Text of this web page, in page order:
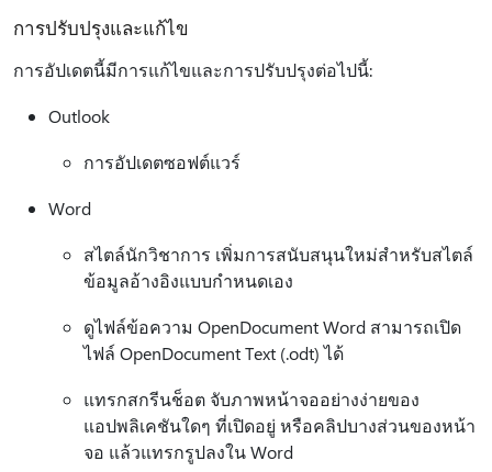
การปรับปรุงและแก้ไข
การอัปเดตนี้มีการแก้ไขและการปรับปรุงต่อไปนี้:
Outlook
การอัปเดตซอฟต์แวร์
Word
สไตล์นักวิชาการ เพิ่มการสนับสนุนใหม่สําหรับสไตล์
ข้อมูลอ้างอิงแบบกําหนดเอง
ดูไฟล์ข้อความ OpenDocument Word สามารถเปิด
ไฟล์ OpenDocument Text (.odt) ได้
แทรกสกรีนช็อต จับภาพหน้าจออย่างง่ายของ
แอปพลิเคชันใดๆ ที่เปิดอยู่ หรือคลิปบางส่วนของหน้า
จอ แล้วแทรกรูปลงใน Word